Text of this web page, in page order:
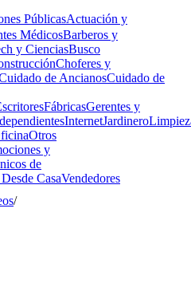
PúblicasActuación y
MédicosBarberos y
y CienciasBusco
Choferes y
de AncianosCuidado de
FábricasGerentes y
InternetJardinero
Otros
y
de
CasaVendedores
/